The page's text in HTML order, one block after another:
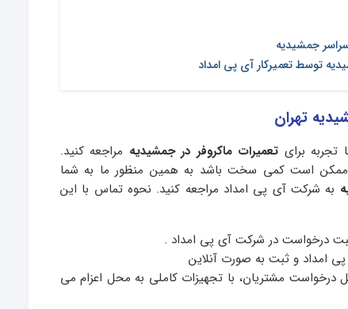
جمشیدیه
توسط تعمیرکار آی پی امداد
تهران
تجربه برای تعمیرات ماکروفر در جمشیدیه مراجعه کنید.
ممکن است کمی سخت باشد به همین منظور ما به شما
به شرکت آی پی امداد مراجعه کنید. نحوه تماس با این
امداد و ثبت به صورت آنلاین
درخواست مشتریان، با تجهیزات کاملی به محل اعزام می